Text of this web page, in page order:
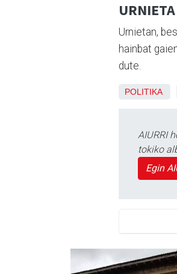
URNIETA
Urnietan,
hainbat
dute.
POLITIKA
AIURRI
tokiko
Egin